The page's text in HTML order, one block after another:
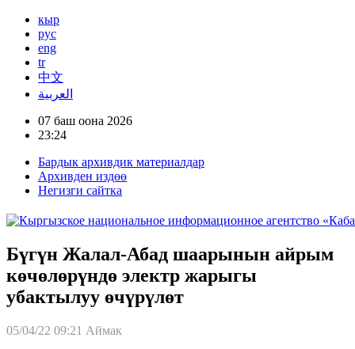
кыр
рус
eng
tr
中文
العربية
07 баш оона 2026
23:24
Бардык архивдик материалдар
Архивден издөө
Негизги сайтка
Бүгүн Жалал-Абад шаарынын айрым
көчөлөрүндө электр жарыгы
убактылуу өчүрүлөт
05/04/22 09:21 Аймак